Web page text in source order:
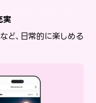
実
ど、日常的に楽しめる